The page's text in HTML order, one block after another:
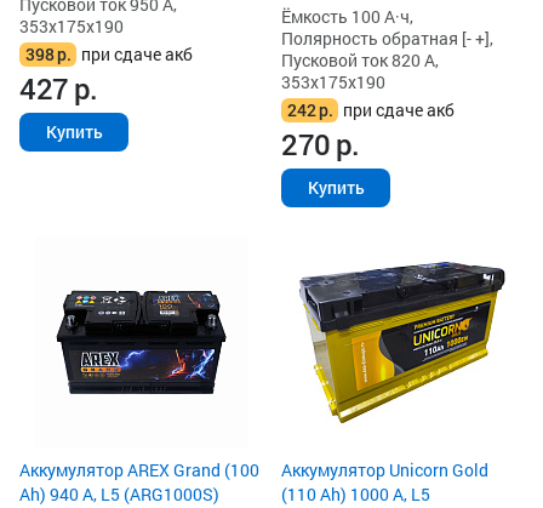
Пусковой ток 950 А,
353x175x190
398р. при сдаче акб
427р.
Купить
Ёмкость 100 А·ч,
Полярность обратная [- +],
Пусковой ток 820 А,
353x175x190
242р. при сдаче акб
270р.
Купить
Аккумулятор AREX Grand (100
Ah) 940 А, L5 (ARG1000S)
Аккумулятор Unicorn Gold
(110 Ah) 1000 А, L5